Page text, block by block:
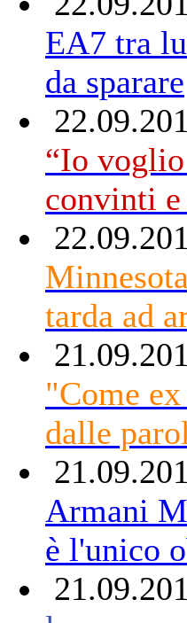
EA7 tra
da sparare
“Io
convinti
tarda ad
"Come
dalle
Armani
è l'unico